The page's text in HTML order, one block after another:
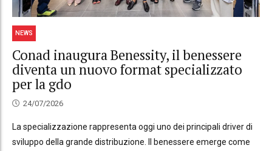
NEWS
Conad inaugura Benessity, il benessere
diventa un nuovo format specializzato
per la gdo
24/07/2026
La specializzazione rappresenta oggi uno dei principali driver di
sviluppo della grande distribuzione. Il benessere emerge come